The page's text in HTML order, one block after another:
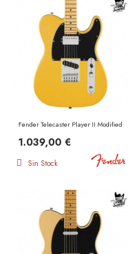
Fender Telecaster Player II Modified SH
1.039,00 €
Sin Stock